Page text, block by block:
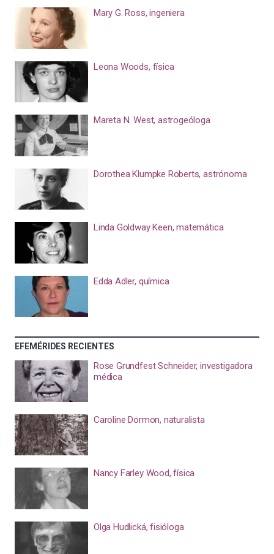
Mary G. Ross, ingeniera
Leona Woods, física
Mareta N. West, astrogeóloga
Dorothea Klumpke Roberts, astrónoma
Linda Goldway Keen, matemática
Edda Adler, química
EFEMÉRIDES RECIENTES
Rose Grundfest Schneider, investigadora
médica
Caroline Dormon, naturalista
Nancy Farley Wood, física
Olga Hudlická, fisióloga